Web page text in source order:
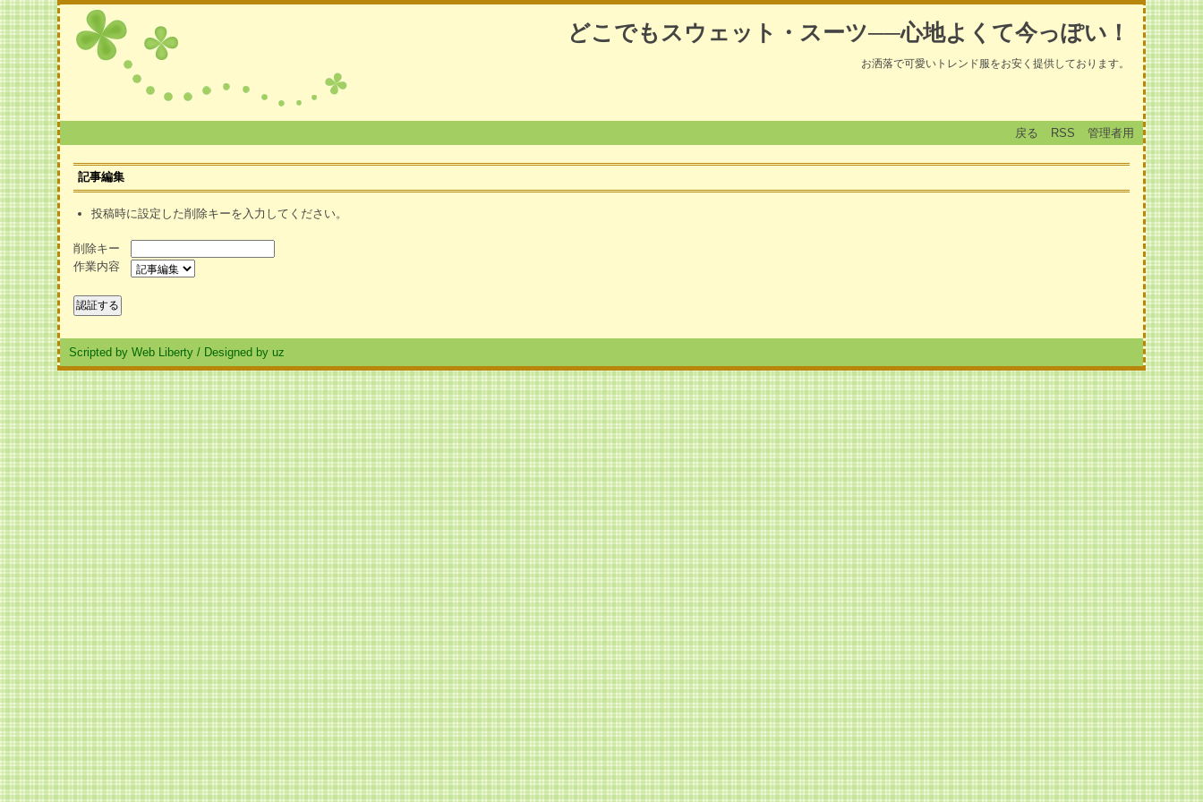
どこでもスウェット・スーツ──心地よくて今っぽい！
お洒落で可愛いトレンド服をお安く提供しております。
戻る RSS 管理者用
記事編集
投稿時に設定した削除キーを入力してください。
削除キー
作業内容
Scripted by Web Liberty / Designed by uz